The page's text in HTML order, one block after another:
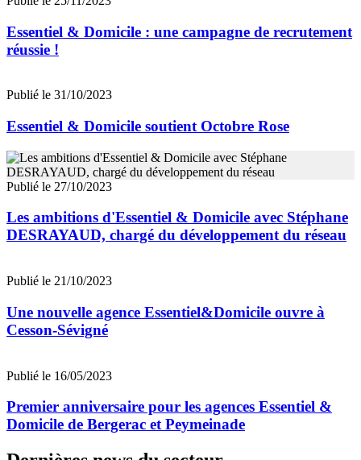
Essentiel & Domicile : une campagne de recrutement
réussie !
Publié le 31/10/2023
Essentiel & Domicile soutient Octobre Rose
Publié le 27/10/2023
Les ambitions d'Essentiel & Domicile avec Stéphane
DESRAYAUD, chargé du développement du réseau
Publié le 21/10/2023
Une nouvelle agence Essentiel&Domicile ouvre à
Cesson-Sévigné
Publié le 16/05/2023
Premier anniversaire pour les agences Essentiel &
Domicile de Bergerac et Peymeinade